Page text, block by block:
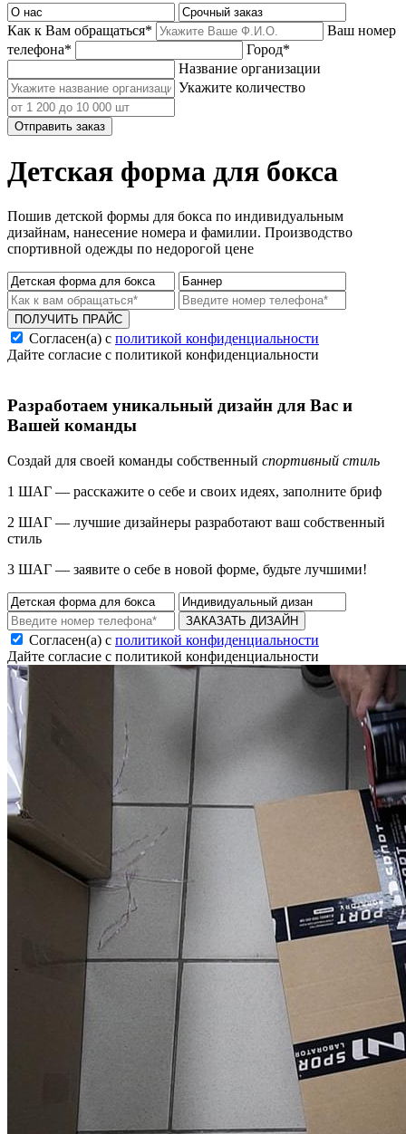
Как к Вам обращаться*
Ваш номер
телефона*
Город*
Название организации
Укажите количество
Отправить заказ
Детская форма для бокса
Пошив детской формы для бокса по индивидуальным
дизайнам, нанесение номера и фамилии. Производство
спортивной одежды по недорогой цене
ПОЛУЧИТЬ ПРАЙС
Согласен(а) с политикой конфиденциальности
Дайте согласие с политикой конфиденциальности
Разработаем уникальный дизайн для Вас и
Вашей команды
Создай для своей команды собственный спортивный стиль
1 ШАГ — расскажите о себе и своих идеях, заполните бриф
2 ШАГ — лучшие дизайнеры разработают ваш собственный
стиль
3 ШАГ — заявите о себе в новой форме, будьте лучшими!
ЗАКАЗАТЬ ДИЗАЙН
Согласен(а) с политикой конфиденциальности
Дайте согласие с политикой конфиденциальности